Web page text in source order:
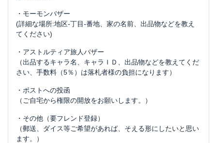
・モーモンバザー
(詳細な場所:地区-丁目-番地、家の名前、出品物などを教え
てください)
・アストルティア旅人バザー
（出品するキャラ名、キャラＩＤ、出品物などを教えてくだ
さい、手数料（5％）は落札者様の負担になります）
・ポストへの投函
（ご自宅から権限の開放をお願いします。）
・その他（要フレンド登録）
（郵送、ダイス等ご希望があれば、そえる形にしたいと思い
ます。）